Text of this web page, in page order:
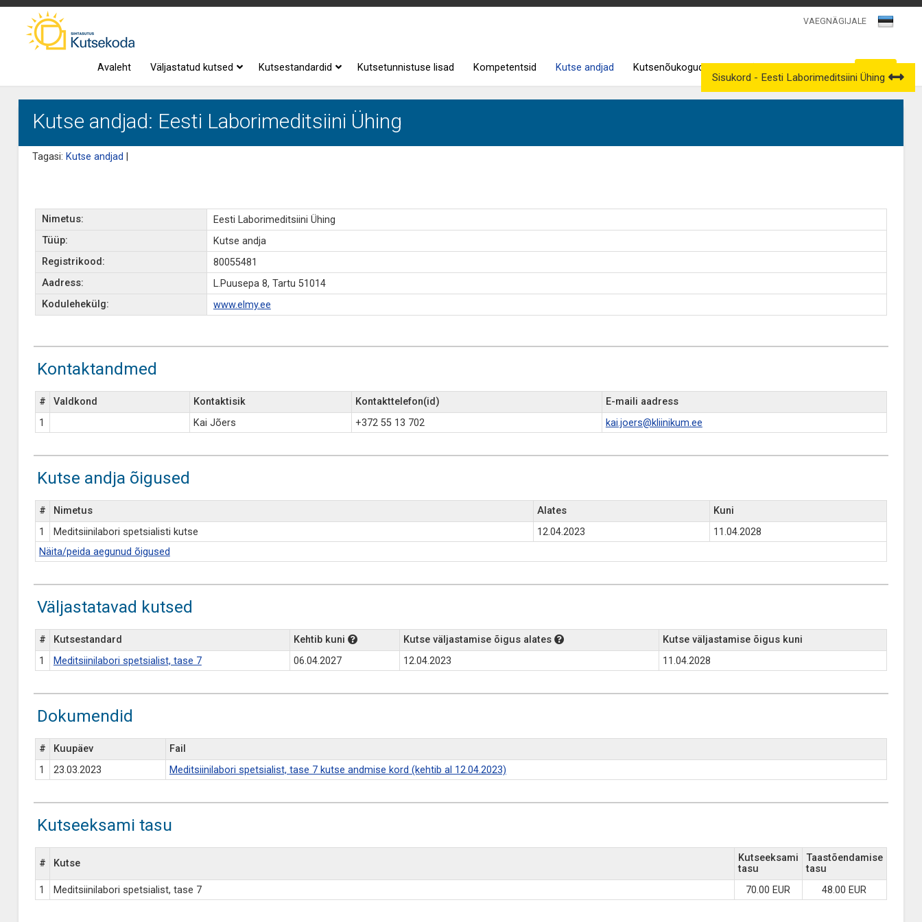
VAEGNÄGIJALE
Avaleht Väljastatud kutsed Kutsestandardid Kutsetunnistuse lisad Kompetentsid Kutse andjad Kutsenõukogud
Kutse andjad: Eesti Laborimeditsiini Ühing
Tagasi: Kutse andjad
Sisukord - Eesti Laborimeditsiini Ühing
Nimetus:
Eesti Laborimeditsiini Ühing
Tüüp:
Kutse andja
Registrikood:
80055481
Aadress:
L.Puusepa 8, Tartu 51014
Kodulehekülg:
www.elmy.ee
Kontaktandmed
# Valdkond Kontaktisik Kontakttelefon(id)
E-maili aadress
1
Kai Jõers +372 55 13 702 kai.joers@kliinikum.ee
Kutse andja õigused
# Nimetus Alates
Kuni
1
Meditsiinilabori spetsialisti kutse 12.04.2023
11.04.2028
Näita/peida aegunud õigused
Väljastatavad kutsed
# Kutsestandard Kehtib kuni Kutse väljastamise õigus alates
Kutse väljastamise õigus kuni
1
Meditsiinilabori spetsialist, tase 7 06.04.2027 12.04.2023 11.04.2028
Dokumendid
# Kuupäev
Fail
1
23.03.2023 Meditsiinilabori spetsialist, tase 7 kutse andmise kord (kehtib al 12.04.2023)
Kutseeksami tasu
# Kutse
Kutseeksami
tasu
Taastõendamise
tasu
1
Meditsiinilabori spetsialist, tase 7 70.00 EUR 48.00 EUR